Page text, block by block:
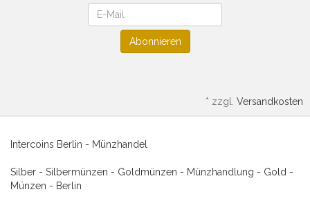
Abonnieren
* zzgl. Versandkosten
Intercoins Berlin - Münzhandel
Silber - Silbermünzen - Goldmünzen - Münzhandlung - Gold -
Münzen - Berlin